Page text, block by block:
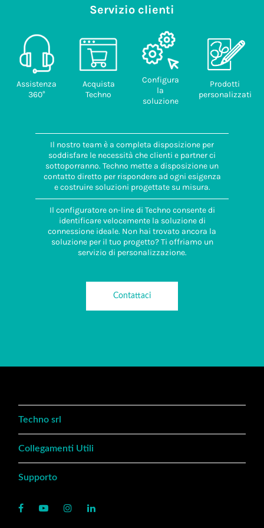
Paese di
provenienza
ITALIA
Servizio clienti
Assistenza
360°
Acquista
Techno
Configura
la
soluzione
Prodotti
personalizzati
Il nostro team è a completa disposizione per
soddisfare le necessità che clienti e partner ci
sottoporranno. Techno mette a disposizione un
contatto diretto per rispondere ad ogni esigenza
e costruire soluzioni progettate su misura.
Il configuratore on-line di Techno consente di
identificare velocemente la soluzione di
connessione ideale. Non hai trovato ancora la
soluzione per il tuo progetto? Ti offriamo un
servizio di personalizzazione.
Contattaci
Techno srl
Collegamenti Utili
Supporto